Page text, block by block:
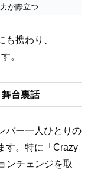
が際立つ
携わり、
。
台裏話
バー一人ひとりの
す。特に「Crazy
ンチェンジを取